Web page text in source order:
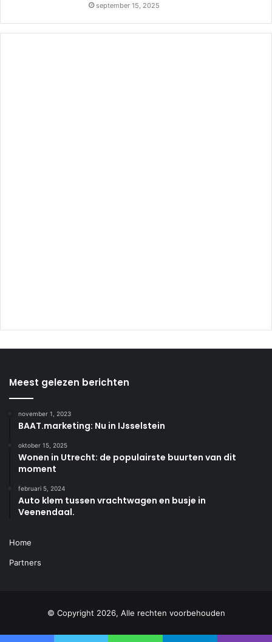
september 15, 2025
Meest gelezen berichten
november 1, 2023
BAAT.marketing: Nu in IJsselstein
oktober 15, 2025
Wonen in Utrecht: de populairste buurten van dit
moment
februari 5, 2024
Auto klem tussen vrachtwagen en busje in
Veenendaal.
Home
Partners
© Copyright 2026, Alle rechten voorbehouden